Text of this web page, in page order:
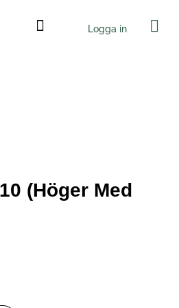
Logga in
(höger Med